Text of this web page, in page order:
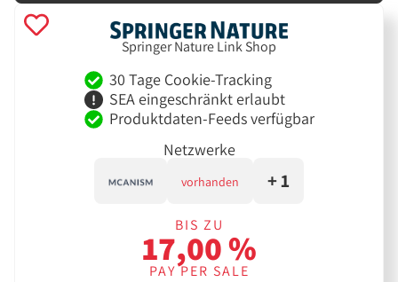
Springer Nature Link Shop
30 Tage Cookie-Tracking
SEA eingeschränkt erlaubt
Produktdaten-Feeds verfügbar
Netzwerke
vorhanden + 1
BIS ZU
17,00 %
PAY PER SALE